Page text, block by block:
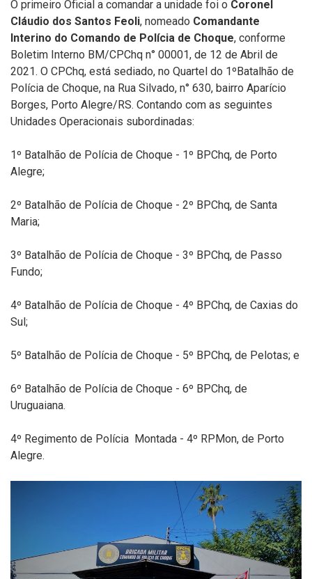
O primeiro Oficial a comandar a unidade foi o Coronel
Cláudio dos Santos Feoli, nomeado Comandante
Interino do Comando de Polícia de Choque, conforme
Boletim Interno BM/CPChq n° 00001, de 12 de Abril de
2021. O CPChq, está sediado, no Quartel do 1ºBatalhão de
Polícia de Choque, na Rua Silvado, n° 630, bairro Aparício
Borges, Porto Alegre/RS. Contando com as seguintes
Unidades Operacionais subordinadas:
1º Batalhão de Polícia de Choque - 1º BPChq, de Porto
Alegre;
2º Batalhão de Polícia de Choque - 2º BPChq, de Santa
Maria;
3º Batalhão de Polícia de Choque - 3º BPChq, de Passo
Fundo;
4º Batalhão de Polícia de Choque - 4º BPChq, de Caxias do
Sul;
5º Batalhão de Polícia de Choque - 5º BPChq, de Pelotas; e
6º Batalhão de Polícia de Choque - 6º BPChq, de
Uruguaiana.
4º Regimento de Polícia Montada - 4º RPMon, de Porto
Alegre.